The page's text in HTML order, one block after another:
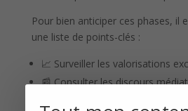
Pour bien anticiper ces phases, il
une liste de points-clés :
📈 Surveiller les valorisations
📰 Consulter les discours